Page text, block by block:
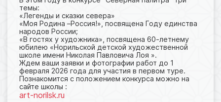
темы:
«Легенды и сказки севера»
«Моя Родина –Россия!», посвящена Году единства
народов России;
«В гостях у художника», посвящена 60-летнему
юбилею «Норильской детской художественной
школе имени Николая Павловича Лоя ».
Ждем ваши заявки и фотографии работ до 1
февраля 2026 года для участия в первом туре.
Познакомится с положением конкурса можно на
сайте школы :
art-norilsk.ru